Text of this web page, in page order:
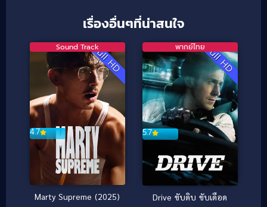
เรื่องอื่นๆที่น่าสนใจ
Full HD
4.7
Sound Track
Marty Supreme (2025)
Full HD
5.7
พากย์ไทย
Drive ขับดิบ ขับเดือด